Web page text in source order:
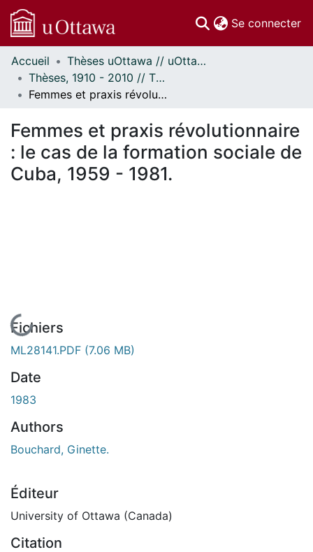
Se connecter
Communautés
et collections
Parcourir
À propos
Accueil
Thèses uOttawa // uOttawa Theses
Thèses, 1910 - 2010 // Theses, 1910 - 2010
Femmes et praxis révolutionnaire : le cas de la formation sociale de Cuba, 1959 - 1981.
Femmes et praxis révolutionnaire
: le cas de la formation sociale de
Cuba, 1959 - 1981.
En cours de chargement...
Fichiers
ML28141.PDF (7.06 MB)
Date
1983
Authors
Bouchard, Ginette.
Éditeur
University of Ottawa (Canada)
Citation